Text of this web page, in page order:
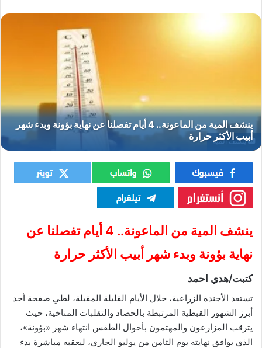
ينشف المية
ينشف المية من الماعونة.. 4 أيام تفصلنا عن
نهاية بؤونة وبدء شهر أبيب الأكثر حرارة
كتبت/هدي احمد
تستعد الأجندة الزراعية، خلال الأيام القليلة المقبلة، لطي صفحة أحد
أبرز الشهور القبطية المرتبطة بالحصاد والتقلبات المناخية، حيث
يترقب المزارعون والمهتمون بأحوال الطقس انتهاء شهر «بؤونة»،
الذي يوافق نهايته يوم الثامن من يوليو الجاري، ليعقبه مباشرة بدء